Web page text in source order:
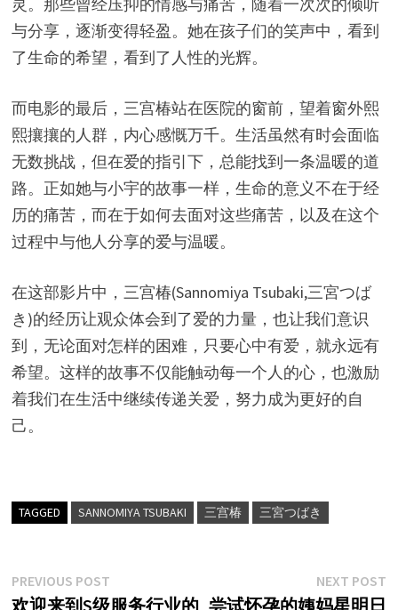
与分享，逐渐变得轻盈。她在孩子们的笑声中，看到
了生命的希望，看到了人性的光辉。
而电影的最后，三宫椿站在医院的窗前，望着窗外熙
熙攘攘的人群，内心感慨万千。生活虽然有时会面临
无数挑战，但在爱的指引下，总能找到一条温暖的道
路。正如她与小宇的故事一样，生命的意义不在于经
历的痛苦，而在于如何去面对这些痛苦，以及在这个
过程中与他人分享的爱与温暖。
在这部影片中，三宫椿(Sannomiya Tsubaki,三宮つば
き)的经历让观众体会到了爱的力量，也让我们意识
到，无论面对怎样的困难，只要心中有爱，就永远有
希望。这样的故事不仅能触动每一个人的心，也激励
着我们在生活中继续传递关爱，努力成为更好的自
己。
TAGGED SANNOMIYA TSUBAKI 三宫椿 三宮つばき
文
PREVIOUS POSTPrevious
post:
欢迎来到S级服务行业的
NEXT POST
尝试怀孕的姨妈星明日